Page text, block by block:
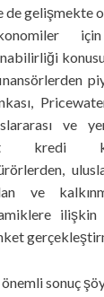
gelişmekte
için
ve
kredi
ve
ilişkin
sonuç